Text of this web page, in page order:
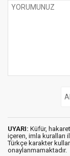
UYARI: Küfür,
içeren, imla kuralları
Türkçe karakter
onaylanmamaktadır.